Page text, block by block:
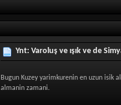
Ynt: Varoluş ve ışık ve de
Bugun Kuzey yarimkurenin en uzun isik
almanin zamani.